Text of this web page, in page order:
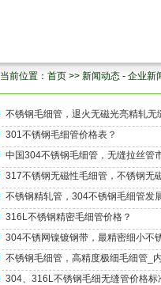
当前位置： 首页 >> 新闻动态 - 企业新
不锈钢毛细管，退火无磁光亮精轧无
301不锈钢毛细管价格表？
中国304不锈钢毛细管，无缝拉丝管
317不锈钢无磁性毛细管，不锈钢无
不锈钢精轧管，304不锈钢毛细管发
316L不锈钢精密毛细管价格？
304不锈网镍镀钢带，最精密细小不
不锈钢毛细管，高精度极细毛细管_
304、316L不锈钢毛细无缝管价格标